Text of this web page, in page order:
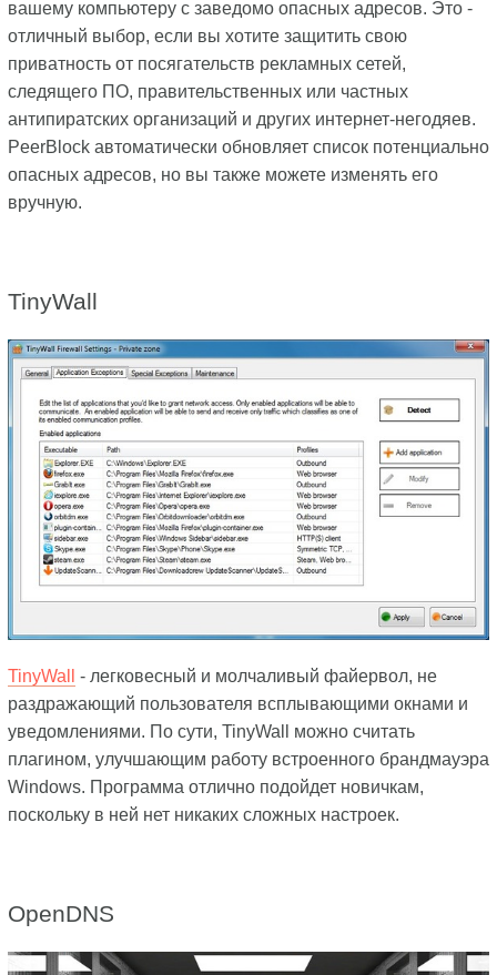
вашему компьютеру с заведомо опасных адресов. Это -
отличный выбор, если вы хотите защитить свою
приватность от посягательств рекламных сетей,
следящего ПО, правительственных или частных
антипиратских организаций и других интернет-негодяев.
PeerBlock автоматически обновляет список потенциально
опасных адресов, но вы также можете изменять его
вручную.
TinyWall
TinyWall
- легковесный и молчаливый файервол, не
раздражающий пользователя всплывающими окнами и
уведомлениями. По сути, TinyWall можно считать
плагином, улучшающим работу встроенного брандмауэра
Windows. Программа отлично подойдет новичкам,
поскольку в ней нет никаких сложных настроек.
OpenDNS